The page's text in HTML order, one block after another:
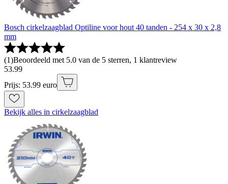
Bosch cirkelzaagblad Optiline voor hout 40 tanden - 254 x 30 x 2,8
mm
(1)Beoordeeld met 5.0 van de 5 sterren, 1 klantreview
53.99
Prijs: 53.99 euro
Bekijk alles in cirkelzaagblad